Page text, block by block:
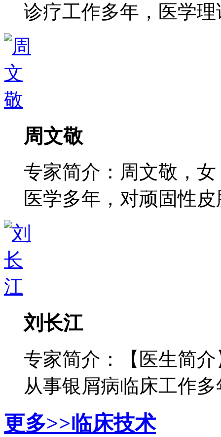
诊疗工作多年，医学理
周文敬
专家简介：周文敬，
医学多年，对顽固性皮
刘长江
专家简介：【医生简
从事银屑病临床工作多
更多>>临床技术